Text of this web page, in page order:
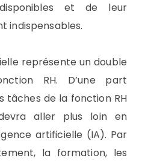
et de leur
indispensables.
représente un double
RH. D’une part
tâches de la fonction RH
aller plus loin en
artificielle (IA). Par
la formation, les